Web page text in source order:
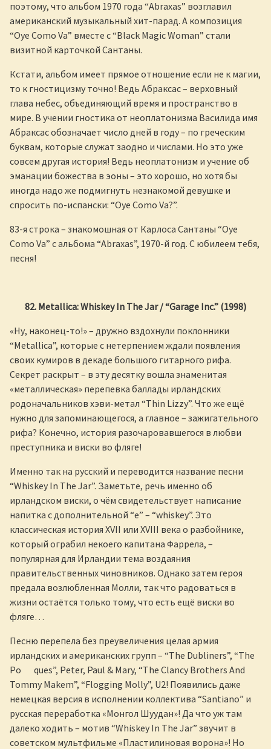
поэтому, что альбом 1970 года “Abraxas” возглавил
американский музыкальный хит-парад. А композиция
“Oye Como Va” вместе с “Black Magic Woman” стали
визитной карточкой Сантаны.
Кстати, альбом имеет прямое отношение если не к магии,
то к гностицизму точно! Ведь Абраксас – верховный
глава небес, объединяющий время и пространство в
мире. В учении гностика от неоплатонизма Василида имя
Абраксас обозначает число дней в году – по греческим
буквам, которые служат заодно и числами. Но это уже
совсем другая история! Ведь неоплатонизм и учение об
эманации божества в эоны – это хорошо, но хотя бы
иногда надо же подмигнуть незнакомой девушке и
спросить по-испански: “Oye Como Va?”.
83-я строка – знакомошная от Карлоса Сантаны “Oye
Como Va” с альбома “Abraxas”, 1970-й год. С юбилеем тебя,
песня!
82. Metallica: Whiskey In The Jar / “Garage Inc.” (1998)
«Ну, наконец-то!» – дружно вздохнули поклонники
“Metallica”, которые с нетерпением ждали появления
своих кумиров в декаде большого гитарного рифа.
Секрет раскрыт – в эту десятку вошла знаменитая
«металлическая» перепевка баллады ирландских
родоначальников хэви-метал “Thin Lizzy”. Что же ещё
нужно для запоминающегося, а главное – зажигательного
рифа? Конечно, история разочаровавшегося в любви
преступника и виски во фляге!
Именно так на русский и переводится название песни
“Whiskey In The Jar”. Заметьте, речь именно об
ирландском виски, о чём свидетельствует написание
напитка с дополнительной “e” – “whiskey”. Это
классическая история XVII или XVIII века о разбойнике,
который ограбил некоего капитана Фаррела, –
популярная для Ирландии тема воздаяния
правительственных чиновников. Однако затем героя
предала возлюбленная Молли, так что радоваться в
жизни остаётся только тому, что есть ещё виски во
фляге…
Песню перепела без преувеличения целая армия
ирландских и американских групп – “The Dubliners”, “The
Po ques”, Peter, Paul & Mary, “The Clancy Brothers And
Tommy Makem”, “Flogging Molly”, U2! Появились даже
немецкая версия в исполнении коллектива “Santiano” и
русская переработка «Монгол Шуудан»! Да что уж там
далеко ходить – мотив “Whiskey In The Jar” звучит в
советском мультфильме «Пластилиновая ворона»! Но